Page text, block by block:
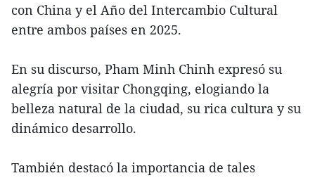
con China y el Año del Intercambio Cultural
entre ambos países en 2025.
En su discurso, Pham Minh Chinh expresó su
alegría por visitar Chongqing, elogiando la
belleza natural de la ciudad, su rica cultura y su
dinámico desarrollo.
También destacó la importancia de tales